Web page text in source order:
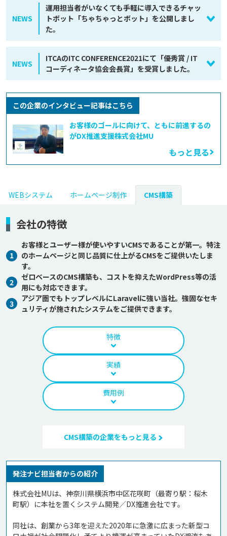
NEWS
運用担当者がいなくても手軽に導入できるチャッ
トボット「ちゃちゃっとボット」を公開しまし
た。
NEWS
ITCAのITC CONFERENCE2021にて「優秀賞 / IT
コーディネータ協会会長賞」を受賞しました。
この企業のインタビュー記事はこちら
お客様のゴールに向けて、ともに前進するの
がDX推進支援――株式会社MU
もっと見る
WEBシステム ホームページ制作 CMS構築
会社の特徴
1
お客様とユーザー様が使いやすいCMSであることが第一。特注
のホームページと同じ品質に仕上がるCMSをご提供いたしま
す。
2
ゼロベースのCMS構築も、コストを抑えたWordPress等の活
用にも対応できます。
3
アジア圏でもトップレベルにLaravelに強い当社。強固なセキ
ュリティが施されたシステムをご提供できます。
特徴
実績
費用例
CMS構築の企業をもっと見る
発注ナビ担当者からの紹介
株式会社MUは、神奈川県横浜市中区花咲町（最寄り駅：桜木
町駅）に本社を置くシステム開発／DX推進会社です。
同社は、創業から3年を迎えた2020年に急激に広まった新型コ